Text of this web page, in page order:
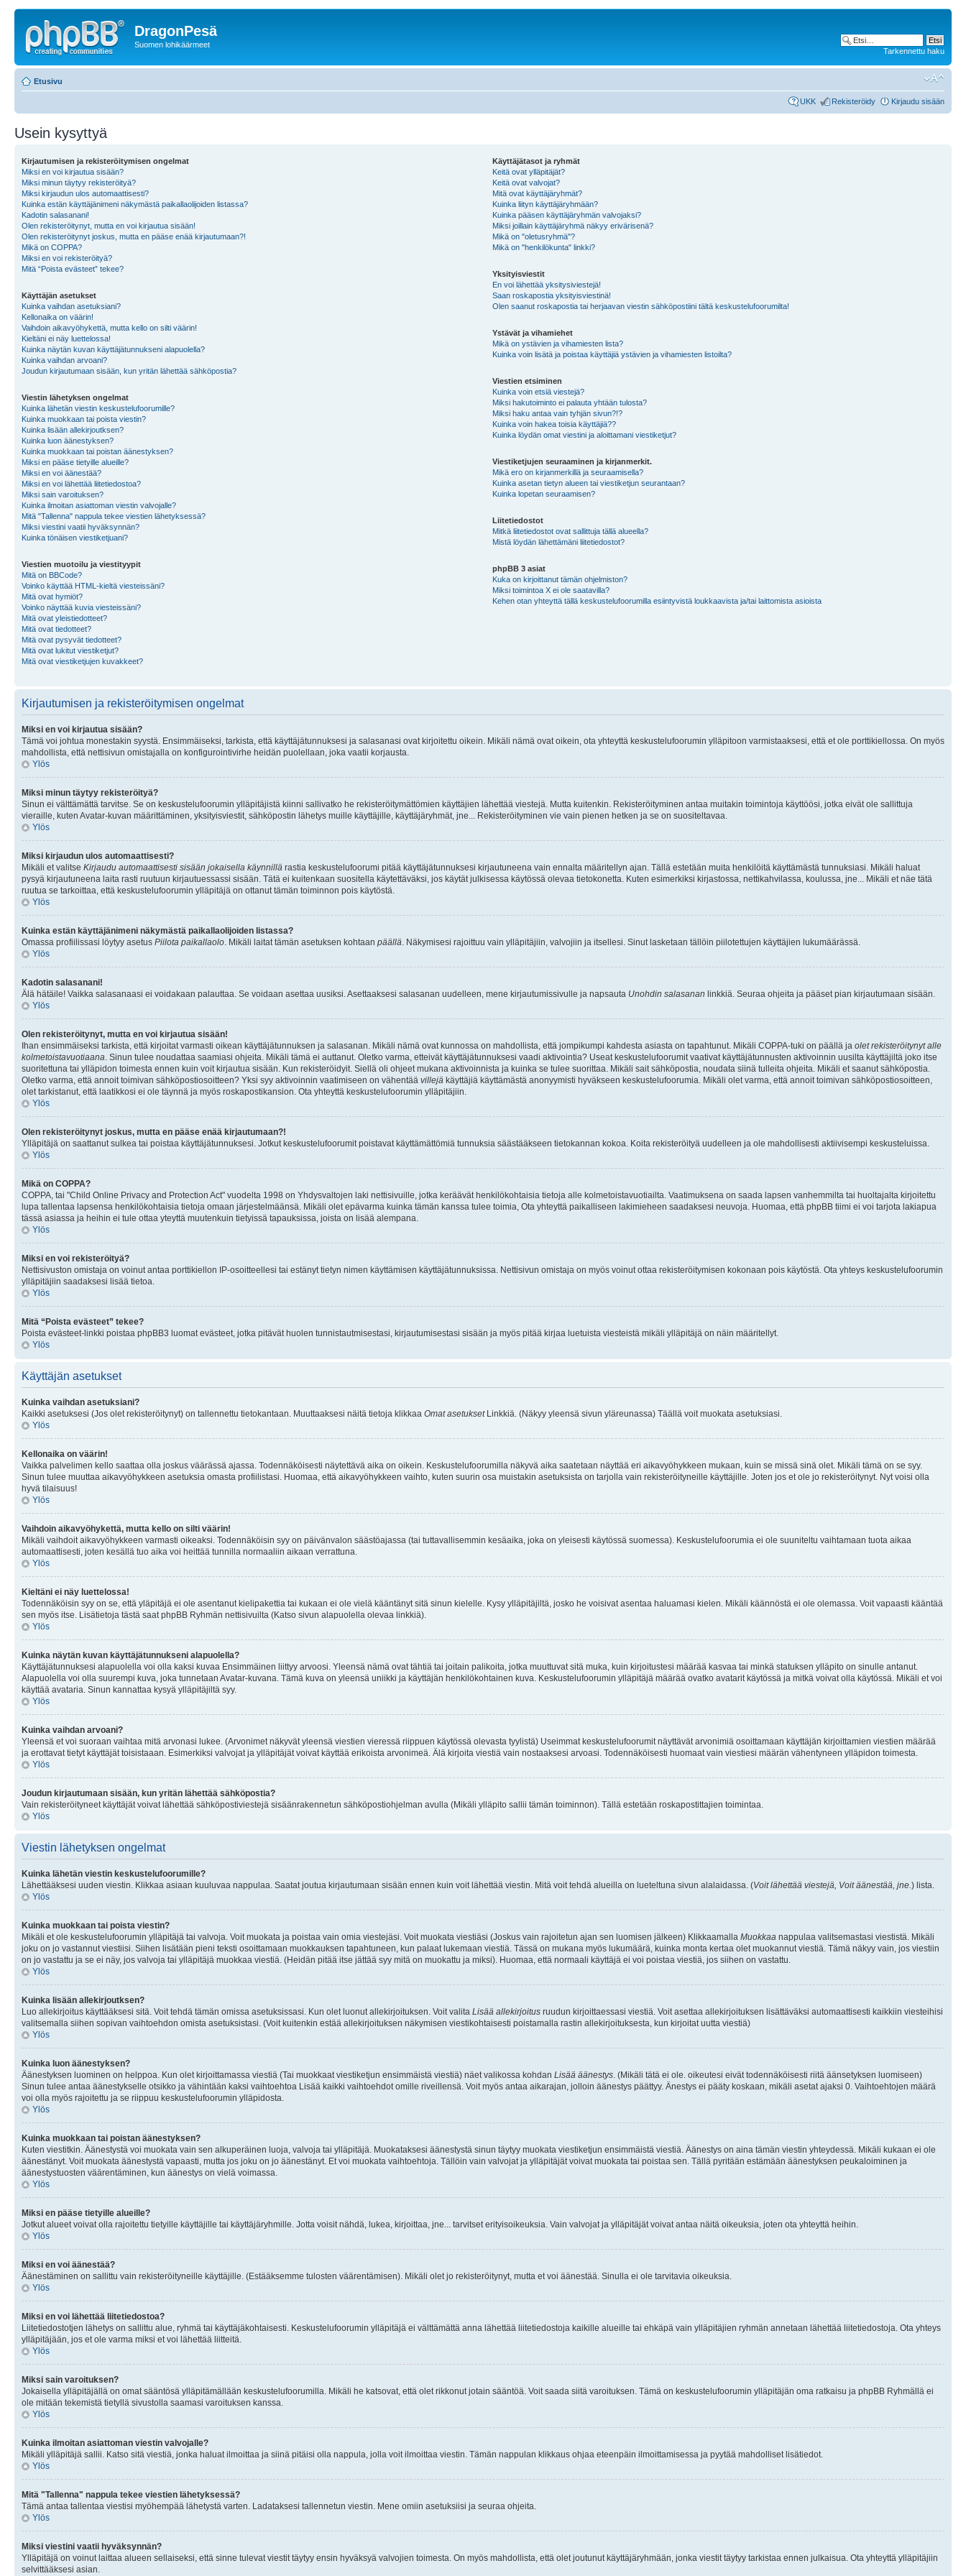
DragonPesä
Suomen lohikäärmeet
Tarkennettu haku
Etusivu
UKK Rekisteröidy Kirjaudu sisään
Usein kysyttyä
Kirjautumisen ja rekisteröitymisen ongelmat
Miksi en voi kirjautua sisään?
Miksi minun täytyy rekisteröityä?
Miksi kirjaudun ulos automaattisesti?
Kuinka estän käyttäjänimeni näkymästä paikallaolijoiden listassa?
Kadotin salasanani!
Olen rekisteröitynyt, mutta en voi kirjautua sisään!
Olen rekisteröitynyt joskus, mutta en pääse enää kirjautumaan?!
Mikä on COPPA?
Miksi en voi rekisteröityä?
Mitä “Poista evästeet” tekee?
Käyttäjän asetukset
Kuinka vaihdan asetuksiani?
Kellonaika on väärin!
Vaihdoin aikavyöhykettä, mutta kello on silti väärin!
Kieltäni ei näy luettelossa!
Kuinka näytän kuvan käyttäjätunnukseni alapuolella?
Kuinka vaihdan arvoani?
Joudun kirjautumaan sisään, kun yritän lähettää sähköpostia?
Viestin lähetyksen ongelmat
Kuinka lähetän viestin keskustelufoorumille?
Kuinka muokkaan tai poista viestin?
Kuinka lisään allekirjoutksen?
Kuinka luon äänestyksen?
Kuinka muokkaan tai poistan äänestyksen?
Miksi en pääse tietyille alueille?
Miksi en voi äänestää?
Miksi en voi lähettää liitetiedostoa?
Miksi sain varoituksen?
Kuinka ilmoitan asiattoman viestin valvojalle?
Mitä "Tallenna" nappula tekee viestien lähetyksessä?
Miksi viestini vaatii hyväksynnän?
Kuinka tönäisen viestiketjuani?
Viestien muotoilu ja viestityypit
Mitä on BBCode?
Voinko käyttää HTML-kieltä viesteissäni?
Mitä ovat hymiöt?
Voinko näyttää kuvia viesteissäni?
Mitä ovat yleistiedotteet?
Mitä ovat tiedotteet?
Mitä ovat pysyvät tiedotteet?
Mitä ovat lukitut viestiketjut?
Mitä ovat viestiketjujen kuvakkeet?
Käyttäjätasot ja ryhmät
Keitä ovat ylläpitäjät?
Keitä ovat valvojat?
Mitä ovat käyttäjäryhmät?
Kuinka liityn käyttäjäryhmään?
Kuinka pääsen käyttäjäryhmän valvojaksi?
Miksi joillain käyttäjäryhmä näkyy erivärisenä?
Mikä on "oletusryhmä"?
Mikä on "henkilökunta" linkki?
Yksityisviestit
En voi lähettää yksitysiviestejä!
Saan roskapostia yksityisviestinä!
Olen saanut roskapostia tai herjaavan viestin sähköpostiini tältä keskustelufoorumilta!
Ystävät ja vihamiehet
Mikä on ystävien ja vihamiesten lista?
Kuinka voin lisätä ja poistaa käyttäjiä ystävien ja vihamiesten listoilta?
Viestien etsiminen
Kuinka voin etsiä viestejä?
Miksi hakutoiminto ei palauta yhtään tulosta?
Miksi haku antaa vain tyhjän sivun?!?
Kuinka voin hakea toisia käyttäjiä??
Kuinka löydän omat viestini ja aloittamani viestiketjut?
Viestiketjujen seuraaminen ja kirjanmerkit.
Mikä ero on kirjanmerkillä ja seuraamisella?
Kuinka asetan tietyn alueen tai viestiketjun seurantaan?
Kuinka lopetan seuraamisen?
Liitetiedostot
Mitkä liitetiedostot ovat sallittuja tällä alueella?
Mistä löydän lähettämäni liitetiedostot?
phpBB 3 asiat
Kuka on kirjoittanut tämän ohjelmiston?
Miksi toimintoa X ei ole saatavilla?
Kehen otan yhteyttä tällä keskustelufoorumilla esiintyvistä loukkaavista ja/tai laittomista asioista
Kirjautumisen ja rekisteröitymisen ongelmat
Miksi en voi kirjautua sisään?
Tämä voi johtua monestakin syystä. Ensimmäiseksi, tarkista, että käyttäjätunnuksesi ja salasanasi ovat kirjoitettu oikein. Mikäli nämä ovat oikein, ota yhteyttä keskustelufoorumin ylläpitoon varmistaaksesi, että et ole porttikiellossa. On myös
mahdollista, että nettisivun omistajalla on konfigurointivirhe heidän puolellaan, joka vaatii korjausta.
Ylös
Miksi minun täytyy rekisteröityä?
Sinun ei välttämättä tarvitse. Se on keskustelufoorumin ylläpitäjistä kiinni sallivatko he rekisteröitymättömien käyttäjien lähettää viestejä. Mutta kuitenkin. Rekisteröityminen antaa muitakin toimintoja käyttöösi, jotka eivät ole sallittuja
vieraille, kuten Avatar-kuvan määrittäminen, yksityisviestit, sähköpostin lähetys muille käyttäjille, käyttäjäryhmät, jne... Rekisteröityminen vie vain pienen hetken ja se on suositeltavaa.
Ylös
Miksi kirjaudun ulos automaattisesti?
Mikäli et valitse Kirjaudu automaattisesti sisään jokaisella käynnillä rastia keskustelufoorumi pitää käyttäjätunnuksesi kirjautuneena vain ennalta määritellyn ajan. Tällä estetään muita henkilöitä käyttämästä tunnuksiasi. Mikäli haluat
pysyä kirjautuneena laita rasti ruutuun kirjautuessassi sisään. Tätä ei kuitenkaan suositella käytettäväksi, jos käytät julkisessa käytössä olevaa tietokonetta. Kuten esimerkiksi kirjastossa, nettikahvilassa, koulussa, jne... Mikäli et näe tätä
ruutua se tarkoittaa, että keskustelufoorumin ylläpitäjä on ottanut tämän toiminnon pois käytöstä.
Ylös
Kuinka estän käyttäjänimeni näkymästä paikallaolijoiden listassa?
Omassa profiilissasi löytyy asetus Piilota paikallaolo . Mikäli laitat tämän asetuksen kohtaan päällä . Näkymisesi rajoittuu vain ylläpitäjiin, valvojiin ja itsellesi. Sinut lasketaan tällöin piilotettujen käyttäjien lukumäärässä.
Ylös
Kadotin salasanani!
Älä hätäile! Vaikka salasanaasi ei voidakaan palauttaa. Se voidaan asettaa uusiksi. Asettaaksesi salasanan uudelleen, mene kirjautumissivulle ja napsauta Unohdin salasanan linkkiä. Seuraa ohjeita ja pääset pian kirjautumaan sisään.
Ylös
Olen rekisteröitynyt, mutta en voi kirjautua sisään!
Ihan ensimmäiseksi tarkista, että kirjoitat varmasti oikean käyttäjätunnuksen ja salasanan. Mikäli nämä ovat kunnossa on mahdollista, että jompikumpi kahdesta asiasta on tapahtunut. Mikäli COPPA-tuki on päällä ja olet rekisteröitynyt alle
kolmetoistavuotiaana . Sinun tulee noudattaa saamiasi ohjeita. Mikäli tämä ei auttanut. Oletko varma, etteivät käyttäjätunnuksesi vaadi aktivointia? Useat keskustelufoorumit vaativat käyttäjätunnusten aktivoinnin uusilta käyttäjiltä joko itse
suoritettuna tai ylläpidon toimesta ennen kuin voit kirjautua sisään. Kun rekisteröidyit. Siellä oli ohjeet mukana aktivoinnista ja kuinka se tulee suorittaa. Mikäli sait sähköpostia, noudata siinä tulleita ohjeita. Mikäli et saanut sähköpostia.
Oletko varma, että annoit toimivan sähköpostiosoitteen? Yksi syy aktivoinnin vaatimiseen on vähentää villejä käyttäjiä käyttämästä anonyymisti hyväkseen keskustelufoorumia. Mikäli olet varma, että annoit toimivan sähköpostiosoitteen,
olet tarkistanut, että laatikkosi ei ole täynnä ja myös roskapostikansion. Ota yhteyttä keskustelufoorumin ylläpitäjiin.
Ylös
Olen rekisteröitynyt joskus, mutta en pääse enää kirjautumaan?!
Ylläpitäjä on saattanut sulkea tai poistaa käyttäjätunnuksesi. Jotkut keskustelufoorumit poistavat käyttämättömiä tunnuksia säästääkseen tietokannan kokoa. Koita rekisteröityä uudelleen ja ole mahdollisesti aktiivisempi keskusteluissa.
Ylös
Mikä on COPPA?
COPPA, tai "Child Online Privacy and Protection Act" vuodelta 1998 on Yhdysvaltojen laki nettisivuille, jotka keräävät henkilökohtaisia tietoja alle kolmetoistavuotiailta. Vaatimuksena on saada lapsen vanhemmilta tai huoltajalta kirjoitettu
lupa tallentaa lapsensa henkilökohtaisia tietoja omaan järjestelmäänsä. Mikäli olet epävarma kuinka tämän kanssa tulee toimia, Ota yhteyttä paikalliseen lakimieheen saadaksesi neuvoja. Huomaa, että phpBB tiimi ei voi tarjota lakiapua
tässä asiassa ja heihin ei tule ottaa yteyttä muutenkuin tietyissä tapauksissa, joista on lisää alempana.
Ylös
Miksi en voi rekisteröityä?
Nettisivuston omistaja on voinut antaa porttikiellon IP-osoitteellesi tai estänyt tietyn nimen käyttämisen käyttäjätunnuksissa. Nettisivun omistaja on myös voinut ottaa rekisteröitymisen kokonaan pois käytöstä. Ota yhteys keskustelufoorumin
ylläpitäjiin saadaksesi lisää tietoa.
Ylös
Mitä “Poista evästeet” tekee?
Poista evästeet-linkki poistaa phpBB3 luomat evästeet, jotka pitävät huolen tunnistautmisestasi, kirjautumisestasi sisään ja myös pitää kirjaa luetuista viesteistä mikäli ylläpitäjä on näin määritellyt.
Ylös
Käyttäjän asetukset
Kuinka vaihdan asetuksiani?
Kaikki asetuksesi (Jos olet rekisteröitynyt) on tallennettu tietokantaan. Muuttaaksesi näitä tietoja klikkaa Omat asetuksetLinkkiä. (Näkyy yleensä sivun yläreunassa) Täällä voit muokata asetuksiasi.
Ylös
Kellonaika on väärin!
Vaikka palvelimen kello saattaa olla joskus väärässä ajassa. Todennäköisesti näytettävä aika on oikein. Keskustelufoorumilla näkyvä aika saatetaan näyttää eri aikavyöhykkeen mukaan, kuin se missä sinä olet. Mikäli tämä on se syy.
Sinun tulee muuttaa aikavyöhykkeen asetuksia omasta profiilistasi. Huomaa, että aikavyöhykkeen vaihto, kuten suurin osa muistakin asetuksista on tarjolla vain rekisteröityneille käyttäjille. Joten jos et ole jo rekisteröitynyt. Nyt voisi olla
hyvä tilaisuus!
Ylös
Vaihdoin aikavyöhykettä, mutta kello on silti väärin!
Mikäli vaihdoit aikavyöhykkeen varmasti oikeaksi. Todennäköisin syy on päivänvalon säästöajassa (tai tuttavallisemmin kesäaika, joka on yleisesti käytössä suomessa). Keskustelufoorumia ei ole suuniteltu vaihtamaan tuota aikaa
automaattisesti, joten kesällä tuo aika voi heittää tunnilla normaaliin aikaan verrattuna.
Ylös
Kieltäni ei näy luettelossa!
Todennäköisin syy on se, että yläpitäjä ei ole asentanut kielipakettia tai kukaan ei ole vielä kääntänyt sitä sinun kielelle. Kysy ylläpitäjiltä, josko he voisivat asentaa haluamasi kielen. Mikäli käännöstä ei ole olemassa. Voit vapaasti kääntää
sen myös itse. Lisätietoja tästä saat phpBB Ryhmän nettisivuilta (Katso sivun alapuolella olevaa linkkiä).
Ylös
Kuinka näytän kuvan käyttäjätunnukseni alapuolella?
Käyttäjätunnuksesi alapuolella voi olla kaksi kuvaa Ensimmäinen liittyy arvoosi. Yleensä nämä ovat tähtiä tai joitain palikoita, jotka muuttuvat sitä muka, kuin kirjoitustesi määrää kasvaa tai minkä statuksen ylläpito on sinulle antanut.
Alapuolella voi olla suurempi kuva, joka tunnetaan Avatar-kuvana. Tämä kuva on yleensä uniikki ja käyttäjän henkilökohtainen kuva. Keskustelufoorumin ylläpitäjä määrää ovatko avatarit käytössä ja mitkä voivat olla käytössä. Mikäli et voi
käyttää avataria. Sinun kannattaa kysyä ylläpitäjiltä syy.
Ylös
Kuinka vaihdan arvoani?
Yleensä et voi suoraan vaihtaa mitä arvonasi lukee. (Arvonimet näkyvät yleensä viestien vieressä riippuen käytössä olevasta tyylistä) Useimmat keskustelufoorumit näyttävät arvonimiä osoittamaan käyttäjän kirjoittamien viestien määrää
ja erottavat tietyt käyttäjät toisistaaan. Esimerkiksi valvojat ja ylläpitäjät voivat käyttää erikoista arvonimeä. Älä kirjoita viestiä vain nostaaksesi arvoasi. Todennäköisesti huomaat vain viestiesi määrän vähentyneen ylläpidon toimesta.
Ylös
Joudun kirjautumaan sisään, kun yritän lähettää sähköpostia?
Vain rekisteröityneet käyttäjät voivat lähettää sähköpostiviestejä sisäänrakennetun sähköpostiohjelman avulla (Mikäli ylläpito sallii tämän toiminnon). Tällä estetään roskapostittajien toimintaa.
Ylös
Viestin lähetyksen ongelmat
Kuinka lähetän viestin keskustelufoorumille?
Lähettääksesi uuden viestin. Klikkaa asiaan kuuluvaa nappulaa. Saatat joutua kirjautumaan sisään ennen kuin voit lähettää viestin. Mitä voit tehdä alueilla on lueteltuna sivun alalaidassa. (Voit lähettää viestejä, Voit äänestää, jne. ) lista.
Ylös
Kuinka muokkaan tai poista viestin?
Mikäli et ole keskustelufoorumin ylläpitäjä tai valvoja. Voit muokata ja poistaa vain omia viestejäsi. Voit muokata viestiäsi (Joskus vain rajoitetun ajan sen luomisen jälkeen) Klikkaamalla Muokkaa nappulaa valitsemastasi viestistä. Mikäli
joku on jo vastannut viestiisi. Siihen lisätään pieni teksti osoittamaan muokkauksen tapahtuneen, kun palaat lukemaan viestiä. Tässä on mukana myös lukumäärä, kuinka monta kertaa olet muokannut viestiä. Tämä näkyy vain, jos viestiin
on jo vastattu ja se ei näy, jos valvoja tai ylläpitäjä muokkaa viestiä. (Heidän pitää itse jättää syy mitä on muokattu ja miksi). Huomaa, että normaali käyttäjä ei voi poistaa viestiä, jos siihen on vastattu.
Ylös
Kuinka lisään allekirjoutksen?
Luo allekirjoitus käyttääksesi sitä. Voit tehdä tämän omissa asetuksissasi. Kun olet luonut allekirjoituksen. Voit valita Lisää allekirjoitus ruudun kirjoittaessasi viestiä. Voit asettaa allekirjoituksen lisättäväksi automaattisesti kaikkiin viesteihisi
valitsemalla siihen sopivan vaihtoehdon omista asetuksistasi. (Voit kuitenkin estää allekirjoituksen näkymisen viestikohtaisesti poistamalla rastin allekirjoituksesta, kun kirjoitat uutta viestiä)
Ylös
Kuinka luon äänestyksen?
Äänestyksen luominen on helppoa. Kun olet kirjoittamassa viestiä (Tai muokkaat viestiketjun ensimmäistä viestiä) näet valikossa kohdan Lisää äänestys . (Mikäli tätä ei ole. oikeutesi eivät todennäköisesti riitä äänsetyksen luomiseen)
Sinun tulee antaa äänestykselle otsikko ja vähintään kaksi vaihtoehtoa Lisää kaikki vaihtoehdot omille riveillensä. Voit myös antaa aikarajan, jolloin äänestys päättyy. Änestys ei pääty koskaan, mikäli asetat ajaksi 0. Vaihtoehtojen määrä
voi olla myös rajoitettu ja se riippuu keskustelufoorumin ylläpidosta.
Ylös
Kuinka muokkaan tai poistan äänestyksen?
Kuten viestitkin. Äänestystä voi muokata vain sen alkuperäinen luoja, valvoja tai ylläpitäjä. Muokataksesi äänestystä sinun täytyy muokata viestiketjun ensimmäistä viestiä. Äänestys on aina tämän viestin yhteydessä. Mikäli kukaan ei ole
äänestänyt. Voit muokata äänestystä vapaasti, mutta jos joku on jo äänestänyt. Et voi muokata vaihtoehtoja. Tällöin vain valvojat ja ylläpitäjät voivat muokata tai poistaa sen. Tällä pyritään estämään äänestyksen peukaloiminen ja
äänestystuosten väärentäminen, kun äänestys on vielä voimassa.
Ylös
Miksi en pääse tietyille alueille?
Jotkut alueet voivat olla rajoitettu tietyille käyttäjille tai käyttäjäryhmille. Jotta voisit nähdä, lukea, kirjoittaa, jne... tarvitset erityisoikeuksia. Vain valvojat ja ylläpitäjät voivat antaa näitä oikeuksia, joten ota yhteyttä heihin.
Ylös
Miksi en voi äänestää?
Äänestäminen on sallittu vain rekisteröityneille käyttäjille. (Estääksemme tulosten väärentämisen). Mikäli olet jo rekisteröitynyt, mutta et voi äänestää. Sinulla ei ole tarvitavia oikeuksia.
Ylös
Miksi en voi lähettää liitetiedostoa?
Liitetiedostotjen lähetys on sallittu alue, ryhmä tai käyttäjäkohtaisesti. Keskustelufoorumin ylläpitäjä ei välttämättä anna lähettää liitetiedostoja kaikille alueille tai ehkäpä vain ylläpitäjien ryhmän annetaan lähettää liitetiedostoja. Ota yhteys
ylläpitäjään, jos et ole varma miksi et voi lähettää liitteitä.
Ylös
Miksi sain varoituksen?
Jokaisella ylläpitäjällä on omat sääntösä ylläpitämällään keskustelufoorumilla. Mikäli he katsovat, että olet rikkonut jotain sääntöä. Voit saada siitä varoituksen. Tämä on keskustelufoorumin ylläpitäjän oma ratkaisu ja phpBB Ryhmällä ei
ole mitään tekemistä tietyllä sivustolla saamasi varoituksen kanssa.
Ylös
Kuinka ilmoitan asiattoman viestin valvojalle?
Mikäli ylläpitäjä sallii. Katso sitä viestiä, jonka haluat ilmoittaa ja siinä pitäisi olla nappula, jolla voit ilmoittaa viestin. Tämän nappulan klikkaus ohjaa eteenpäin ilmoittamisessa ja pyytää mahdolliset lisätiedot.
Ylös
Mitä "Tallenna" nappula tekee viestien lähetyksessä?
Tämä antaa tallentaa viestisi myöhempää lähetystä varten. Ladataksesi tallennetun viestin. Mene omiin asetuksiisi ja seuraa ohjeita.
Ylös
Miksi viestini vaatii hyväksynnän?
Ylläpitäjä on voinut laittaa alueen sellaiseksi, että sinne tulevat viestit täytyy ensin hyväksyä valvojien toimesta. On myös mahdollista, että olet joutunut käyttäjäryhmään, jonka viestit täytyy tarkistaa ennen julkaisua. Ota yhteyttä ylläpitäjiin
selvittääksesi asian.